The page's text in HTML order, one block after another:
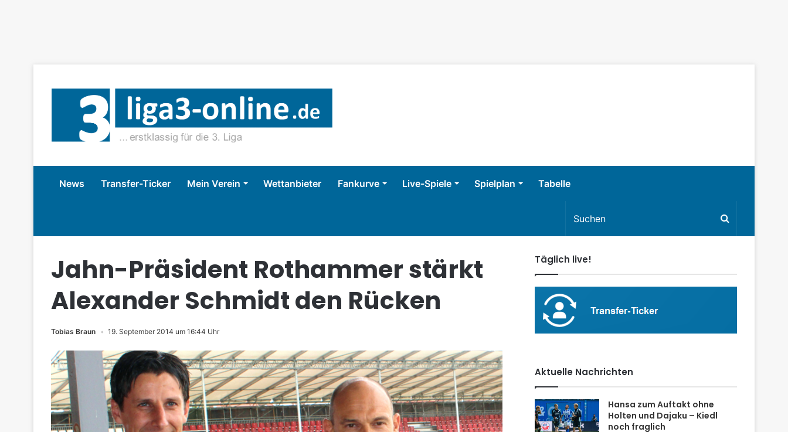
News Transfer-Ticker Mein Verein Wettanbieter Fankurve Live-Spiele Spielplan Tabelle
Jahn-Präsident Rothammer stärkt
Alexander Schmidt den Rücken
Tobias Braun 19. September 2014 um 16:44 Uhr
Täglich live!
Aktuelle Nachrichten
Hansa zum Auftakt ohne
Holten und Dajaku – Kiedl
noch fraglich